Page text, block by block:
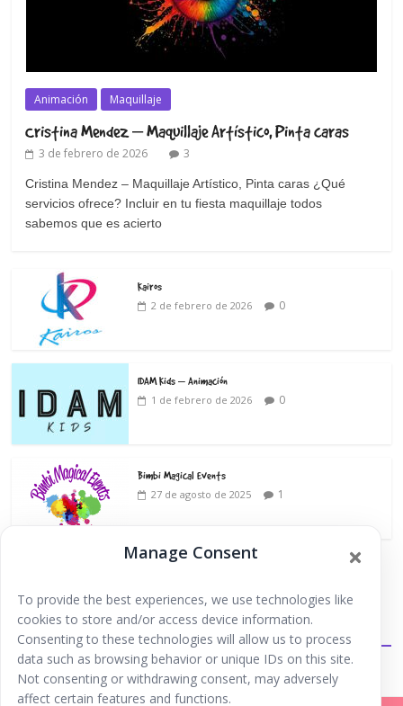
Manage Consent
To provide the best experiences, we use technologies like
cookies to store and/or access device information.
Consenting to these technologies will allow us to process
data such as browsing behavior or unique IDs on this site.
Not consenting or withdrawing consent, may adversely
affect certain features and functions.
Animación Maquillaje
Cristina Mendez – Maquillaje Artístico, Pinta caras
3 de febrero de 2026 3
Cristina Mendez – Maquillaje Artístico, Pinta caras ¿Qué
servicios ofrece? Incluir en tu fiesta maquillaje todos
sabemos que es acierto
Kairos
2 de febrero de 2026 0
IDAM Kids – Animación
1 de febrero de 2026 0
Bimbi Magical Events
27 de agosto de 2025 1
Extraescolares